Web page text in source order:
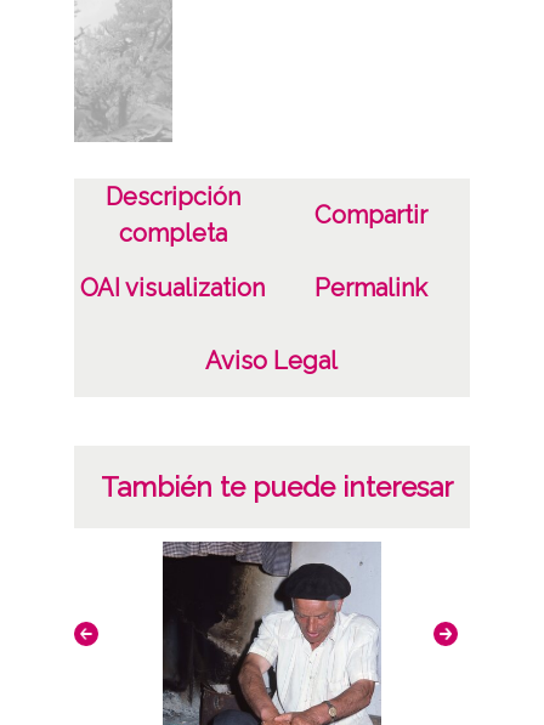
Descripción
completa
Compartir
OAI visualization Permalink
Aviso Legal
También te puede interesar